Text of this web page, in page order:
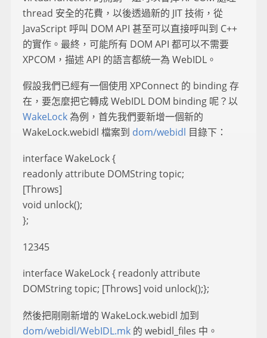
thread 安全的花費，以後透過新的 JIT 技術，從
JavaScript 呼叫 DOM API 甚至可以直接呼叫到 C++
的實作。最終，可能所有 DOM API 都可以不需要
XPCOM，描述 API 的語言都統一為 WebIDL。
假設我們已經有一個使用 XPConnect 的 binding 存
在，要怎麼把它轉成 WebIDL DOM binding 呢？以
WakeLock為例，首先我們要新增一個新的
WakeLock.webidl 檔案到 dom/webidl 目錄下：
interface WakeLock {
readonly attribute DOMString topic;
[Throws]
void unlock();
};
12345
interface WakeLock { readonly attribute
DOMString topic; [Throws] void unlock();};
然後把剛剛新增的 WakeLock.webidl 加到
dom/webidl/WebIDL.mk 的 webidl_files 中。